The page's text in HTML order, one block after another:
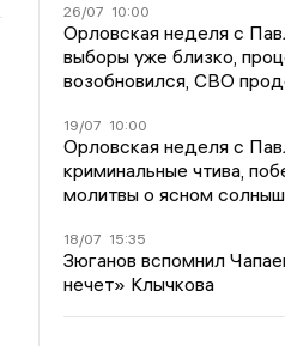
26/07 10:00
Орловская неделя с
выборы уже близко,
возобновился, СВО
19/07 10:00
Орловская неделя с
криминальные чтива,
молитвы о ясном
18/07 15:35
Зюганов вспомнил
нечет» Клычкова